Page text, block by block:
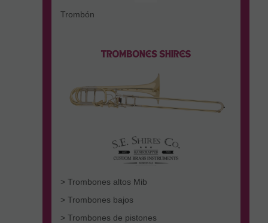
Trombón
> Trombones altos Mib
> Trombones bajos
> Trombones de pistones